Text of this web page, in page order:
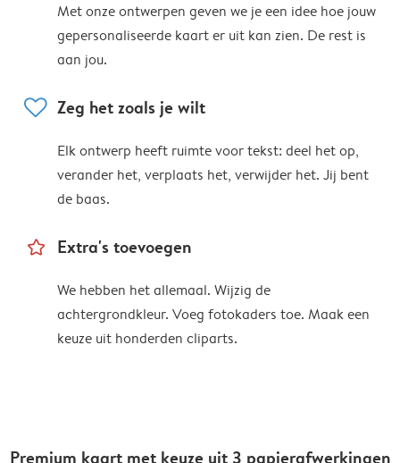
Met onze ontwerpen geven we je een idee hoe jouw
gepersonaliseerde kaart er uit kan zien. De rest is
aan jou.
heart Zeg het zoals je wilt
Elk ontwerp heeft ruimte voor tekst: deel het op,
verander het, verplaats het, verwijder het. Jij bent
de baas.
star_outline Extra's toevoegen
We hebben het allemaal. Wijzig de
achtergrondkleur. Voeg fotokaders toe. Maak een
keuze uit honderden cliparts.
Premium kaart met keuze uit 3 papierafwerkingen